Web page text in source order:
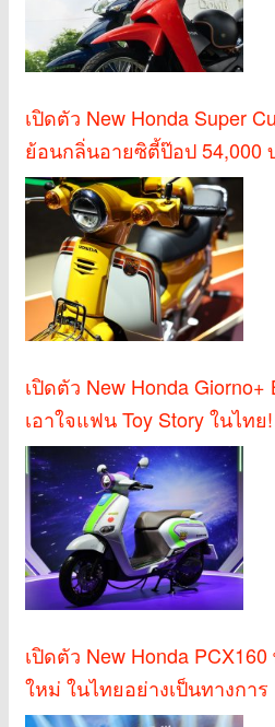
เปิดตัว New Honda Super
ย้อนกลิ่นอายซิตี้ป๊อป 54,000
เปิดตัว New Honda Giorno+
เอาใจแฟน Toy Story ในไทย!
เปิดตัว New Honda
ใหม่ ในไทยอย่างเป็นทางการ